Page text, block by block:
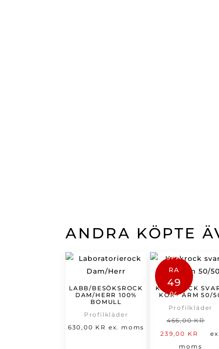
ANDRA KÖPTE
LABB/BESÖKSROCK
DAM/HERR 100%
BOMULL
Profilkläder
630,00 KR ex. moms
SPA
RA
49
%
KOCKROCK
KORT ÄRM 50/
Profilkläder
466,00KR
239,00 KR
Det
ex.
moms